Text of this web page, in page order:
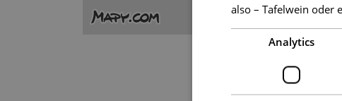
also – Tafelwein oder
Analytics